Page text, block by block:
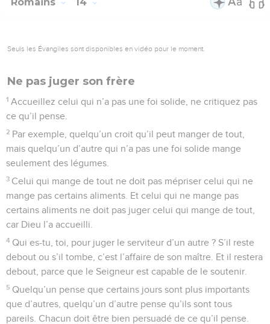
Seuls les Évangiles sont disponibles en vidéo pour le moment.
Ne pas juger son frère
1 Accueillez celui qui n’a pas une foi solide, ne critiquez pas
ce qu’il pense.
2 Par exemple, quelqu’un croit qu’il peut manger de tout,
mais quelqu’un d’autre qui n’a pas une foi solide mange
seulement des légumes.
3 Celui qui mange de tout ne doit pas mépriser celui qui ne
mange pas certains aliments. Et celui qui ne mange pas
certains aliments ne doit pas juger celui qui mange de tout,
car Dieu l’a accueilli.
4 Qui es-tu, toi, pour juger le serviteur d’un autre ? S’il reste
debout ou s’il tombe, c’est l’affaire de son maître. Et il restera
debout, parce que le Seigneur est capable de le soutenir.
5 Quelqu’un pense que certains jours sont plus importants
que d’autres, quelqu’un d’autre pense qu’ils sont tous
pareils. Chacun doit être bien persuadé de ce qu’il pense.